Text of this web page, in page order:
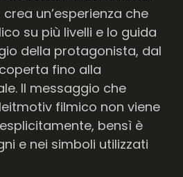
un’esperienza che
su più livelli e lo guida
della protagonista, dal
fino alla
Il messaggio che
filmico non viene
bensì è
e nei simboli utilizzati